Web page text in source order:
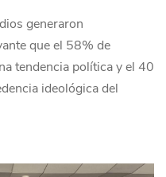
generaron
que el 58% de
tendencia política y el 40
ideológica del